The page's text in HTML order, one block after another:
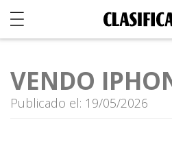
VENDO
Publicado el: 19/05/2026